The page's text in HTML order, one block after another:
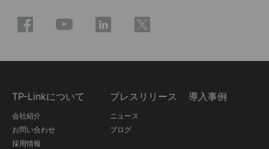
TP-Linkについて
会社紹介
お問い合わせ
採用情報
プレスリリース
ニュース
ブログ
導入事例